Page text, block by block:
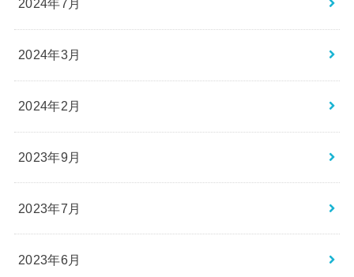
2024年7月
2024年3月
2024年2月
2023年9月
2023年7月
2023年6月